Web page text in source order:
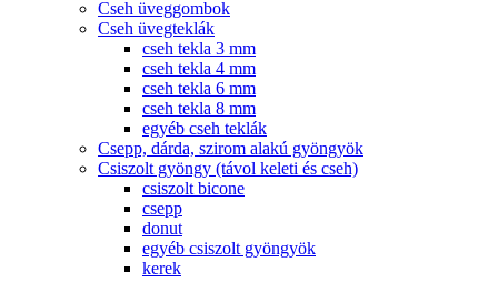
Cseh üveggombok
Cseh üvegteklák
cseh tekla 3 mm
cseh tekla 4 mm
cseh tekla 6 mm
cseh tekla 8 mm
egyéb cseh teklák
Csepp, dárda, szirom alakú gyöngyök
Csiszolt gyöngy (távol keleti és cseh)
csiszolt bicone
csepp
donut
egyéb csiszolt gyöngyök
kerek